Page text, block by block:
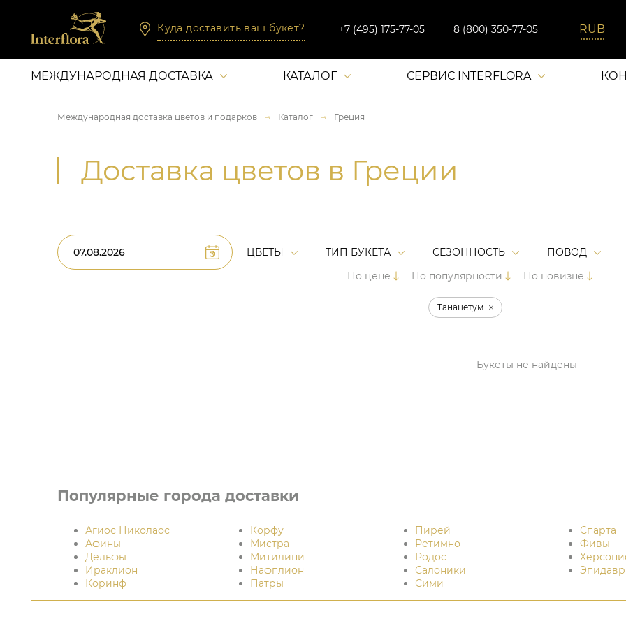
Куда доставить ваш букет? +7 (495) 175-77-05 8 (800) 350-77-05
МЕЖДУНАРОДНАЯ ДОСТАВКА КАТАЛОГ СЕРВИС INTERFLORA
Международная доставка цветов и подарков Каталог Греция
Доставка цветов в Греции
ЦВЕТЫ ТИП БУКЕТА СЕЗОННОСТЬ ПОВОД
По цене
По популярности По новизне
Танацетум
Букеты не найдены
Популярные города доставки
Агиос Николаос
Афины
Дельфы
Ираклион
Коринф
Корфу
Мистра
Митилини
Нафплион
Патры
Пирей
Ретимно
Родос
Салоники
Сими
Спарта
Фивы
Эпидавр